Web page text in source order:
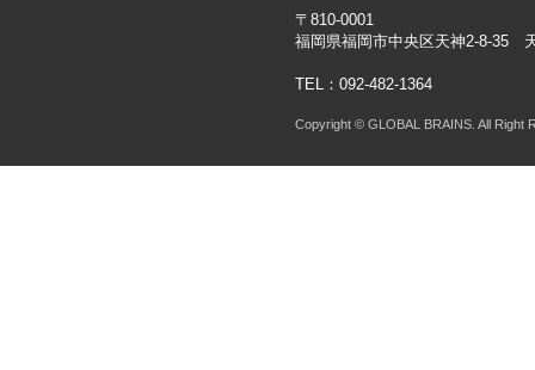
〒810-0001
福岡県福岡市中央区天神2-8-35
TEL：092-482-1364
Copyright © GLOBAL BRAINS. All Right